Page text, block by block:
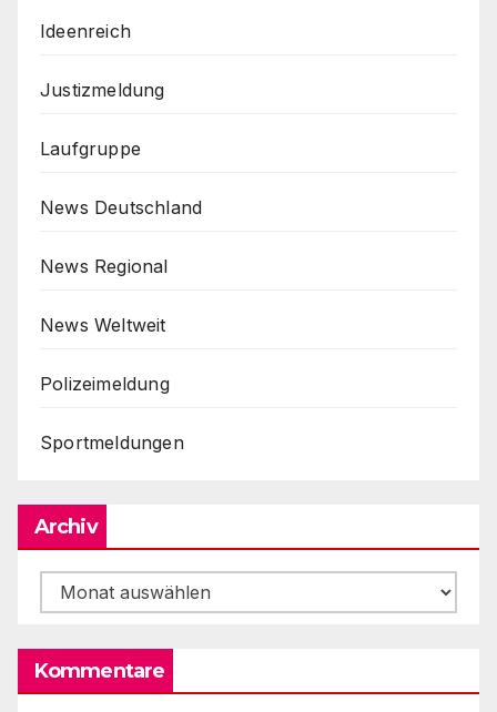
Ideenreich
Justizmeldung
Laufgruppe
News Deutschland
News Regional
News Weltweit
Polizeimeldung
Sportmeldungen
Archiv
Archiv
Kommentare